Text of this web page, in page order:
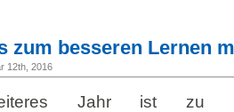
zum besseren Lernen
12th, 2016
Jahr ist zu